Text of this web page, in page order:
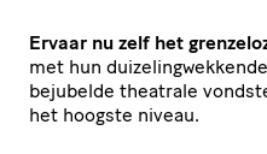
Ervaar nu zelf het
met hun
bejubelde theatrale
het hoogste niveau.